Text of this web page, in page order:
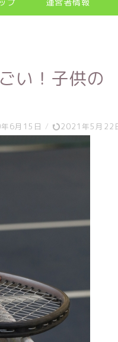
プ 運営者情報
い！子供の
6月15日 / 2021年5月22